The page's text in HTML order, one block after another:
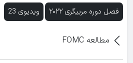
فصل دوره مربیگری ۲۰۲۲ ویدیوی 23
مطالعه FOMC